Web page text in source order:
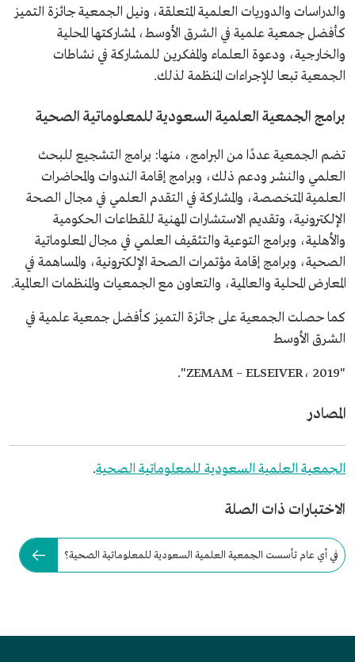
والدراسات والدوريات العلمية المتعلقة، ونيل الجمعية جائزة التميز
كأفضل جمعية علمية في الشرق الأوسط، لمشاركتها المحلية
والخارجية، ودعوة العلماء والمفكرين للمشاركة في نشاطات
الجمعية تبعا للإجراءات المنظمة لذلك.
برامج الجمعية العلمية السعودية للمعلوماتية الصحية
تضم الجمعية عددًا من البرامج، منها: برامج التشجيع للبحث
العلمي والنشر ودعم ذلك، وبرامج إقامة الندوات والمحاضرات
العلمية المتخصصة، والمشاركة في التقدم العلمي في مجال الصحة
الإلكترونية، وتقديم الاستشارات المهنية للقطاعات الحكومية
والأهلية، وبرامج التوعية والتثقيف العلمي في مجال المعلوماتية
الصحية، وبرامج إقامة مؤتمرات الصحة الإلكترونية، والمساهمة في
المعارض المحلية والعالمية، والتعاون مع الجمعيات والمنظمات العالمية.
كما حصلت الجمعية على جائزة التميز كأفضل جمعية علمية في
الشرق الأوسط
"ZEMAM – ELSEIVER، 2019".
المصادر
الجمعية العلمية السعودية للمعلوماتية الصحية.
الاختبارات ذات الصلة
في أي عام تأسست الجمعية العلمية السعودية للمعلوماتية الصحية؟